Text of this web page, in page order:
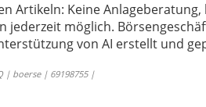
Artikeln: Keine
jederzeit möglich.
von AI erstellt und
| boerse | 69198755 |